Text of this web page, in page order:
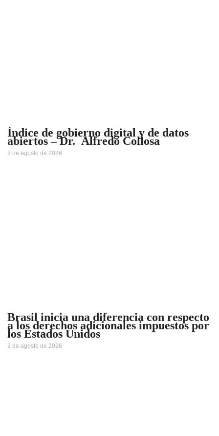
Índice de gobierno digital y de datos
abiertos – Dr. Alfredo Collosa
2 de agosto de 2026
Brasil inicia una diferencia con respecto
a los derechos adicionales impuestos por
los Estados Unidos
2 de agosto de 2026